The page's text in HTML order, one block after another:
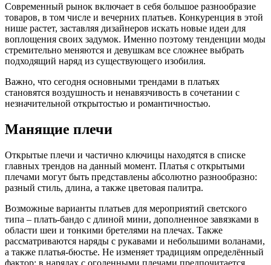
Современный рынок включает в себя большое разнообразие
товаров, в том числе и вечерних платьев. Конкуренция в этой
нише растет, заставляя дизайнеров искать новые идеи для
воплощения своих задумок. Именно поэтому тенденции моды
стремительно меняются и девушкам все сложнее выбрать
подходящий наряд из существующего изобилия.
Важно, что сегодня основными трендами в платьях
становятся воздушность и ненавязчивость в сочетании с
незначительной открытостью и романтичностью.
Манящие плечи
Открытые плечи и частично ключицы находятся в списке
главных трендов на данный момент. Платья с открытыми
плечами могут быть представлены абсолютно разнообразно:
разный стиль, длина, а также цветовая палитра.
Возможные варианты платьев для мероприятий светского
типа – плать-бандо с длиной мини, дополненное завязками в
области шеи и тонкими бретелями на плечах. Также
рассматриваются наряды с рукавами и небольшими воланами,
а также платья-бюстье. Не изменяет традициям определённый
фактор: в нарядах с оголенными плечами предпочитается